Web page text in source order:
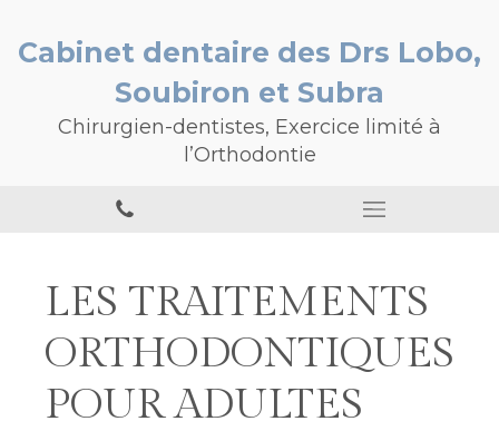
Cabinet dentaire des Drs Lobo,
Soubiron et Subra
Chirurgien-dentistes, Exercice limité à
l’Orthodontie
LES TRAITEMENTS
ORTHODONTIQUES
POUR ADULTES